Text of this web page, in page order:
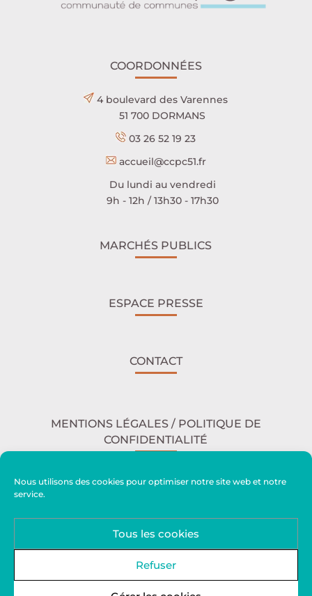
Nous utilisons des cookies pour optimiser notre site web et notre
service.
Tous les cookies
Refuser
COORDONNÉES
4 boulevard des Varennes
51 700 DORMANS
03 26 52 19 23
accueil@ccpc51.fr
Du lundi au vendredi
9h - 12h / 13h30 - 17h30
MARCHÉS PUBLICS
ESPACE PRESSE
CONTACT
MENTIONS LÉGALES / POLITIQUE DE
CONFIDENTIALITÉ